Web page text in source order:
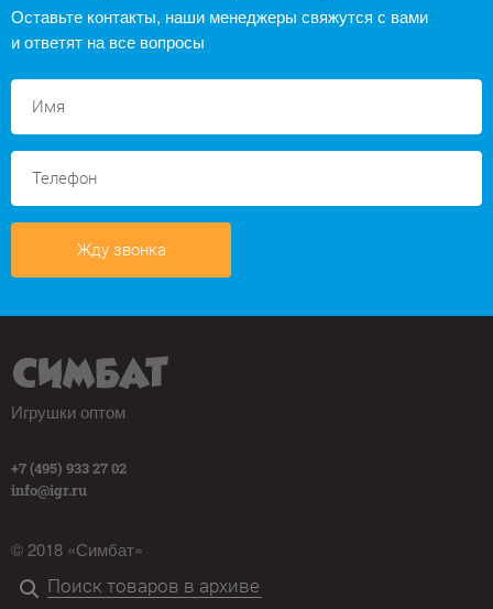
Оставьте контакты, наши менеджеры свяжутся с вами
и ответят на все вопросы
Жду звонка
Игрушки оптом
+7 (495) 933 27 02
info@igr.ru
© 2018 «Симбат»